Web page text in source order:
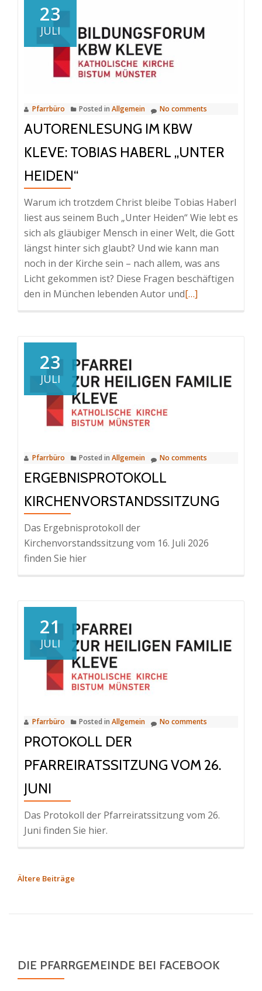
Gitarre
&
St.
Kleve
23
JULI
Pfarrbüro Posted in Allgemein No comments
AUTORENLESUNG IM KBW
KLEVE: TOBIAS HABERL „UNTER
HEIDEN“
Warum ich trotzdem Christ bleibe Tobias Haberl
liest aus seinem Buch „Unter Heiden“ Wie lebt es
sich als gläubiger Mensch in einer Welt, die Gott
längst hinter sich glaubt? Und wie kann man
noch in der Kirche sein – nach allem, was ans
Licht gekommen ist? Diese Fragen beschäftigen
den in München lebenden Autor undRead
Kleve:
[…]
23
JULI
Pfarrbüro Posted in Allgemein No comments
ERGEBNISPROTOKOLL
KIRCHENVORSTANDSSITZUNG
Das Ergebnisprotokoll der
Kirchenvorstandssitzung vom 16. Juli 2026
finden Sie hier
21
JULI
Pfarrbüro Posted in Allgemein No comments
PROTOKOLL DER
PFARREIRATSSITZUNG VOM 26.
JUNI
Das Protokoll der Pfarreiratssitzung vom 26.
Juni finden Sie hier.
A
G
Ältere Beiträge
DIE PFARRGEMEINDE BEI FACEBOOK